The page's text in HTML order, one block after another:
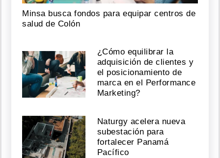
Minsa busca fondos para equipar centros de
salud de Colón
¿Cómo equilibrar la
adquisición de clientes y
el posicionamiento de
marca en el Performance
Marketing?
Naturgy acelera nueva
subestación para
fortalecer Panamá
Pacífico